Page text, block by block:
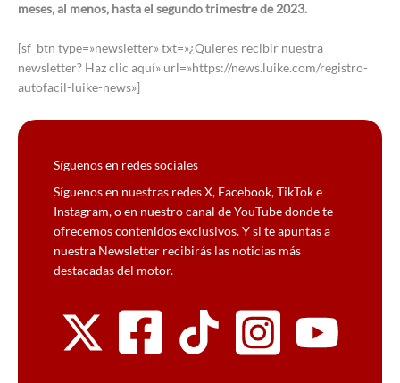
meses, al menos, hasta el segundo trimestre de 2023.
[sf_btn type=»newsletter» txt=»¿Quieres recibir nuestra
newsletter? Haz clic aquí» url=»https://news.luike.com/registro-
autofacil-luike-news»]
Síguenos en redes sociales
Síguenos en nuestras redes X, Facebook, TikTok e
Instagram, o en nuestro canal de YouTube donde te
ofrecemos contenidos exclusivos. Y si te apuntas a
nuestra Newsletter recibirás las noticias más
destacadas del motor.